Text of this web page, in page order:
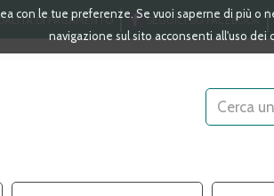
con le tue preferenze. Se vuoi saperne di più o
navigazione sul sito acconsenti all'uso dei
DI PAGAMENTO SEGUICI SU FACEBOOK
Cerca
Prodotto